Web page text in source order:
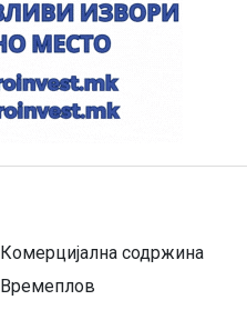
Комерцијална содржина
Времеплов